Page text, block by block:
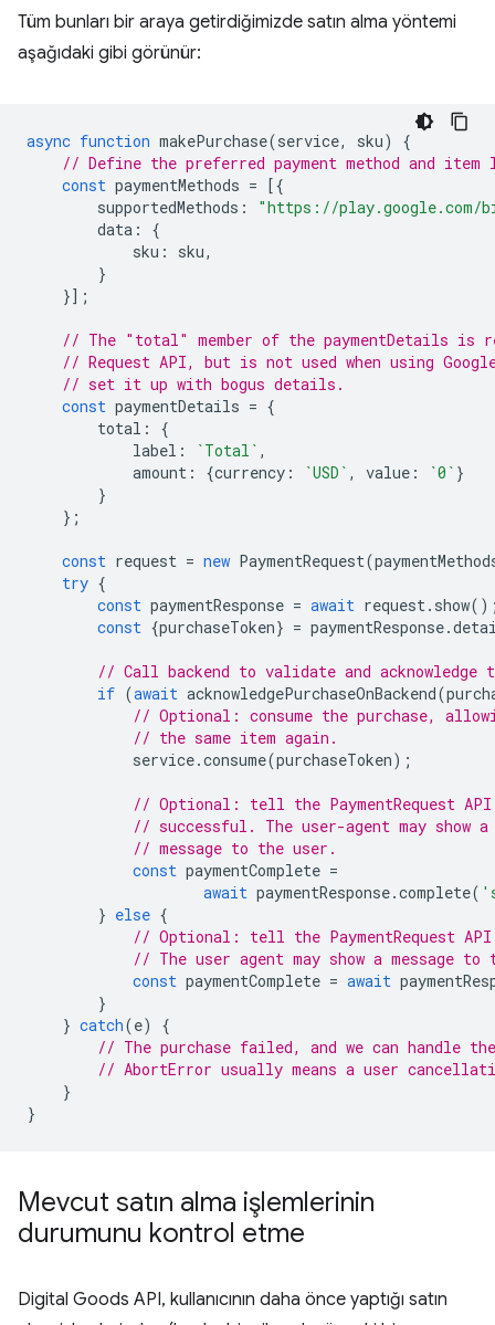
Tüm bunları bir araya getirdiğimizde satın alma yöntemi
aşağıdaki gibi görünür:
async function makePurchase(service, sku)
{
// Define the preferred payment method and item
const paymentMethods = [{
supportedMethods :
"https://
data :
{
sku : sku,
}
}];
// The "total" member of the paymentDetails is
// Request API, but is not used when using
// set it up with bogus details.
const paymentDetails = {
total :
{
label : `Total` ,
amount : {currency : `USD` , value : `0` }
}
};
const request = new PaymentRequest(
try {
const paymentResponse = await request. show
const {purchaseToken} = paymentResponse.
// Call backend to validate and acknowledge
if (await acknowledgePurchaseOnBackend(
// Optional: consume the purchase,
// the same item again.
service.consume(purchaseToken);
// Optional: tell the PaymentRequest
// successful. The user-agent may show
// message to the user.
const paymentComplete =
await paymentResponse.complete(
} else {
// Optional: tell the PaymentRequest
// The user agent may show a message to
const paymentComplete = await
}
} catch(e)
{
// The purchase failed, and we can handle
// AbortError usually means a user
}
}
Mevcut satın alma işlemlerinin
durumunu kontrol etme
Digital Goods API, kullanıcının daha önce yaptığı satın